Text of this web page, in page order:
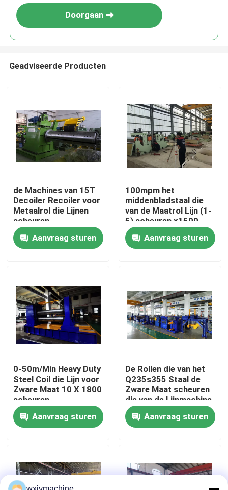
Huis
Producten
Fabrieksreis
Contacteer ons
Gevallen
Metaal dat Lijn scheurt
Precisie die Lijn scheurt
Doorgaan
Geadviseerde Producten
de Machines van 15T
Decoiler Recoiler voor
Metaalrol die Lijnen
scheuren
Aanvraag sturen
100mpm het
middenbladstaal die
van de Maatrol Lijn (1-
5) scheuren x1500
Aanvraag sturen
0-50m/Min Heavy Duty
Steel Coil die Lijn voor
Zware Maat 10 X 1800
scheuren
Aanvraag sturen
De Rollen die van het
Q235s355 Staal de
Zware Maat scheuren
die van de Lijnmachine
Lijn 14 X 2000
scheurenAanvraag sturen